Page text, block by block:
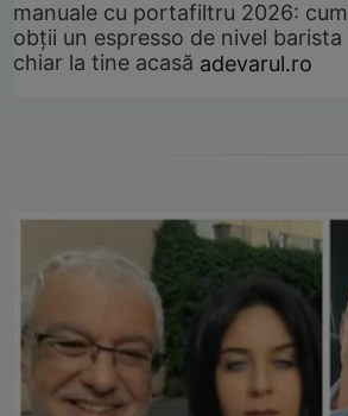
manuale cu portafiltru 2026: cum
obții un espresso de nivel barista
chiar la tine acasă adevarul.ro